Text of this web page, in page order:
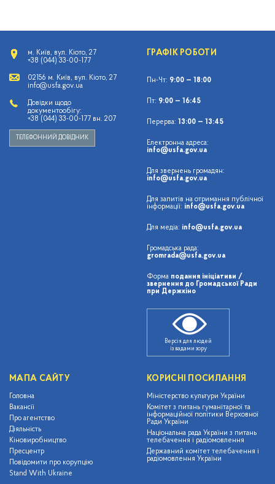
м. Київ, вул. Кіото, 27
+38 (044) 33-00-177
02156 м. Київ, вул. Кіото, 27
info@usfa.gov.ua
Довідки щодо
документообігу:
+38 (044) 33-00-177 вн. 207
ТЕЛЕФОННИЙ ДОВІДНИК
ГРАФІК РОБОТИ
Пн-Чт: 9:00 — 18:00
Пт: 9:00 — 16:45
Перерва: 13:00 — 13:45
Електронна адреса:
info@usfa.gov.ua
Для звернень громадян:
info@usfa.gov.ua
Для запитів на отримання публічної
інформації: info@usfa.gov.ua
Для медіа: info@usfa.gov.ua
Громадська рада:
gromrada@usfa.gov.ua
Форма подання ініціативи /
звернення до Громадської Ради
при Держкіно
Версія для людей
із вадами зору
МАПА САЙТУ
Головна
Вакансії
Про агентство
Діяльність
Кіновиробництво
Пресцентр
Повідомити про корупцію
Stand With Ukraine
КОРИСНІ ПОСИЛАННЯ
Міністерство культури України
Комітет з питань гуманітарної та
інформаційної політики Верховної
Ради України
Національна рада України з питань
телебачення і радіомовлення
Державний комітет телебачення і
радіомовлення України